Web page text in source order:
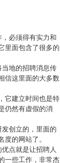
必须得有实力和
里面包含了很多的
地的招聘消息传
信这里面的大多数
它建立时间也是特
仍然有虚假的消
创立的，里面的
的网站了。
点就是让招聘人
一些工作，非常杰